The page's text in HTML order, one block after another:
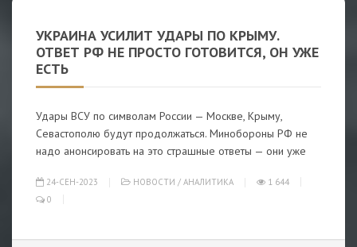
УКРАИНА УСИЛИТ УДАРЫ ПО КРЫМУ.
ОТВЕТ РФ НЕ ПРОСТО ГОТОВИТСЯ, ОН УЖЕ
ЕСТЬ
Удары ВСУ по символам России — Москве, Крыму,
Севастополю будут продолжаться. Минобороны РФ не
надо анонсировать на это страшные ответы — они уже
24-СЕН-2023 НОВОСТИ / АНАЛИТИКА
1 644
0